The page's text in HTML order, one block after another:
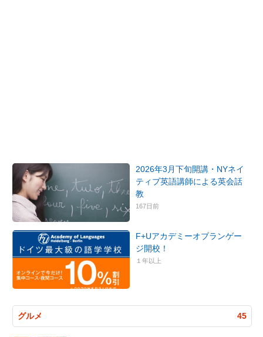
2026年3月下旬開講・NYネイ
ティブ英語講師による英会話
教
167日前
F+Uアカデミーオブランゲー
ジ開校！
１年以上
グルメ 45